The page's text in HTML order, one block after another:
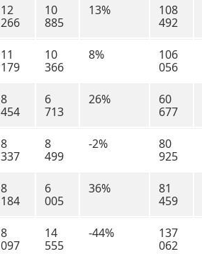
12
266
10
885
13%
108
492
11
179
10
366
8%
106
056
8
454
6
713
26%
60
677
8
337
8
499
-2%
80
925
8
184
6
005
36%
81
459
8
097
14
555
-44%
137
062